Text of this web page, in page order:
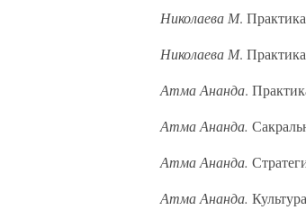
Николаева М.
Николаева М.
Атма Ананда.
Атма Ананда.
Атма Ананда.
Атма Ананда.